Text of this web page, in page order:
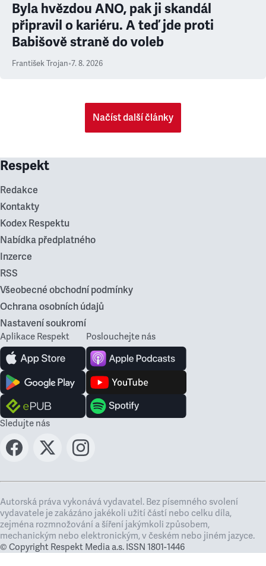
Byla hvězdou ANO, pak ji skandál
připravil o kariéru. A teď jde proti
Babišově straně do voleb
František Trojan•7. 8. 2026
Načíst další články
Respekt
Redakce
Kontakty
Kodex Respektu
Nabídka předplatného
Inzerce
RSS
Všeobecné obchodní podmínky
Ochrana osobních údajů
Nastavení soukromí
Aplikace Respekt Poslouchejte nás
Sledujte nás
Autorská práva vykonává vydavatel. Bez písemného svolení
vydavatele je zakázáno jakékoli užití částí nebo celku díla,
zejména rozmnožování a šíření jakýmkoli způsobem,
mechanickým nebo elektronickým, v českém nebo jiném jazyce.
© Copyright Respekt Media a.s. ISSN 1801-1446